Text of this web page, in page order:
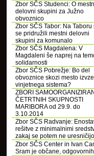
Zbor SČS Studenci: O
delovni skupini za Južno
obvoznico
Zbor SČS Tabor: Na Taboru
se pridružili mestni delovni
skupini za komunalo
Zbor SČS Magdalena: V
Magdaleni še naprej na
solidarnosti
Zbor SČS Pobrežje: Bo del
obvoznice skozi mesto
vinjetnega sistema?
ZBORI
ČETRTNIH SKUPNOSTI
MARIBORA od 29.9. do
3.10.2014
Zbor SČS Radvanje:
rešitve z minimalnimi
zakaj se potem ne
Zbor SČS Center in Ivan
Sram je občane,